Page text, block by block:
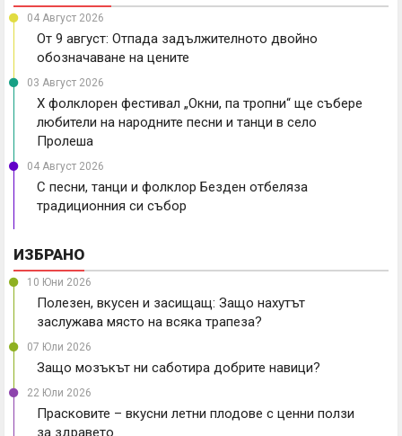
04 Август 2026
От 9 август: Отпада задължителното двойно
обозначаване на цените
03 Август 2026
X фолклорен фестивал „Окни, па тропни“ ще събере
любители на народните песни и танци в село
Пролеша
04 Август 2026
С песни, танци и фолклор Безден отбеляза
традиционния си събор
ИЗБРАНО
10 Юни 2026
Полезен, вкусен и засищащ: Защо нахутът
заслужава място на всяка трапеза?
07 Юли 2026
Защо мозъкът ни саботира добрите навици?
22 Юли 2026
Прасковите – вкусни летни плодове с ценни ползи
за здравето